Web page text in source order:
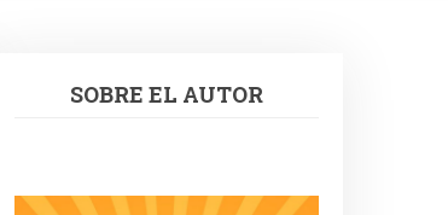
SOBRE EL AUTOR